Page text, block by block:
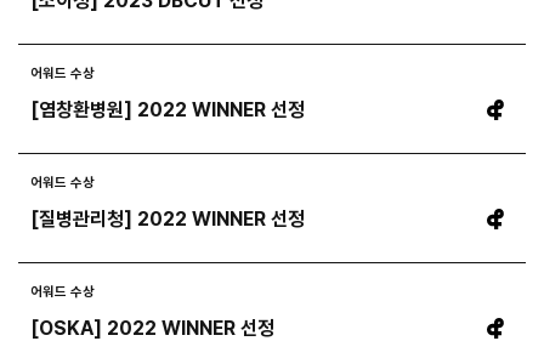
어워드 수상
[염창환병원] 2022 WINNER 선정
어워드 수상
[질병관리청] 2022 WINNER 선정
어워드 수상
[OSKA] 2022 WINNER 선정
들어갈 메시지 영역
확인